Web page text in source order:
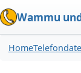
Wammu
Home